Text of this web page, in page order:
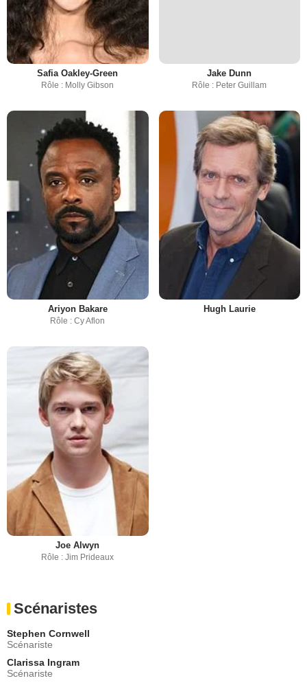
Safia Oakley-Green
Rôle : Molly Gibson
Jake Dunn
Rôle : Peter Guillam
Ariyon Bakare
Rôle : Cy Aflon
Hugh Laurie
Joe Alwyn
Rôle : Jim Prideaux
Scénaristes
Stephen Cornwell
Scénariste
Clarissa Ingram
Scénariste